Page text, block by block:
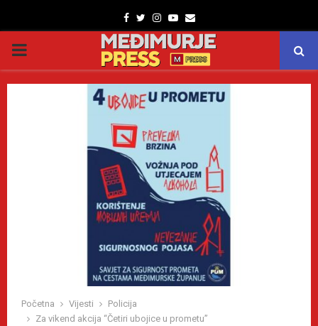
Facebook
TwitterInstagram
Youtube
Email
PRIMARY
MENU
Početna Vijesti
Policija
Za vikend akcija “Četiri ubojice u prometu”